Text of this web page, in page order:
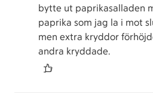
bytte ut paprikasalladen
paprika som jag la i mot
men extra kryddor
andra kryddade.